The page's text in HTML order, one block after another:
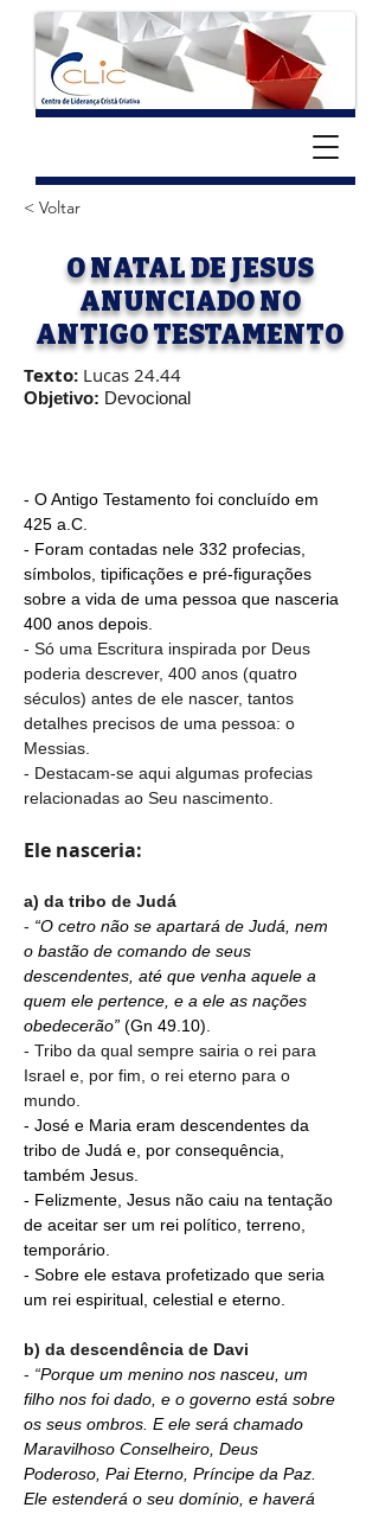
< Voltar
O NATAL DE JESUS
ANUNCIADO NO
ANTIGO TESTAMENTO
Texto: Lucas 24.44
Objetivo: Devocional
- O Antigo Testamento foi concluído em
425 a.C.
- Foram contadas nele 332 profecias,
símbolos, tipificações e pré-figurações
sobre a vida de uma pessoa que nasceria
400 anos depois.
- Só uma Escritura inspirada por Deus
poderia descrever, 400 anos (quatro
séculos) antes de ele nascer, tantos
detalhes precisos de uma pessoa: o
Messias.
- Destacam-se aqui algumas profecias
relacionadas ao Seu nascimento.
Ele nasceria:
a) da tribo de Judá
- “O cetro não se apartará de Judá, nem
o bastão de comando de seus
descendentes, até que venha aquele a
quem ele pertence, e a ele as nações
obedecerão” (Gn 49.10).
- Tribo da qual sempre sairia o rei para
Israel e, por fim, o rei eterno para o
mundo.
- José e Maria eram descendentes da
tribo de Judá e, por consequência,
também Jesus.
- Felizmente, Jesus não caiu na tentação
de aceitar ser um rei político, terreno,
temporário.
- Sobre ele estava profetizado que seria
um rei espiritual, celestial e eterno.
b) da descendência de Davi
- “Porque um menino nos nasceu, um
filho nos foi dado, e o governo está sobre
os seus ombros. E ele será chamado
Maravilhoso Conselheiro, Deus
Poderoso, Pai Eterno, Príncipe da Paz.
Ele estenderá o seu domínio, e haverá